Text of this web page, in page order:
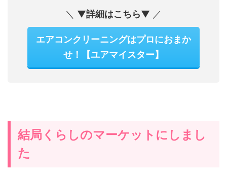
＼ ▼詳細はこちら▼ ／
エアコンクリーニングはプロにおまか
せ！【ユアマイスター】
結局くらしのマーケットにしまし
た